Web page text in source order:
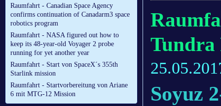
Raumfahrt - Canadian Space Agency
confirms continuation of Canadarm3 space
robotics program
Raumfahrt - NASA figured out how to
keep its 48-year-old Voyager 2 probe
running for yet another year
Raumfahrt - Start von SpaceX´s 355th
Starlink mission
Raumfahrt - Startvorbereitung von Ariane
6 mit MTG-12 Mission
Tundra
Soyuz